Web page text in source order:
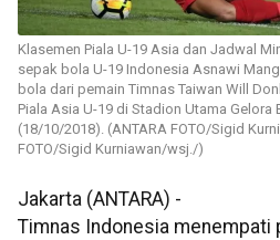
Klasemen Piala U-19 Asia dan Jadwal
sepak bola U-19 Indonesia Asnawi
bola dari pemain Timnas Taiwan Will
Piala Asia U-19 di Stadion Utama Gelora
(18/10/2018). (ANTARA FOTO/Sigid
FOTO/Sigid Kurniawan/wsj./)
Jakarta (ANTARA) -
Timnas Indonesia